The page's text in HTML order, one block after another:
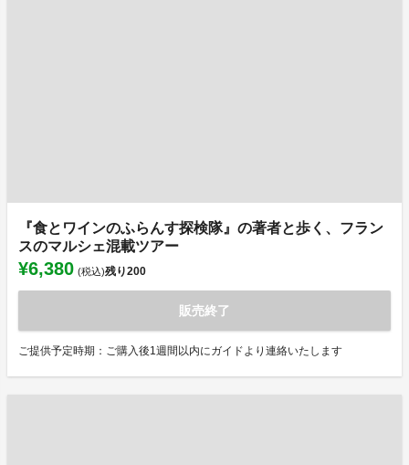
『食とワインのふらんす探検隊』の著者と歩く、フラン
スのマルシェ混載ツアー
¥6,380 (税込)残り200
販売終了
ご提供予定時期：ご購入後1週間以内にガイドより連絡いたします